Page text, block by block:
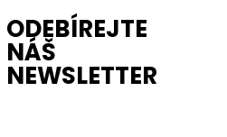
ODEBÍREJTE
NÁŠ
NEWSLETTER